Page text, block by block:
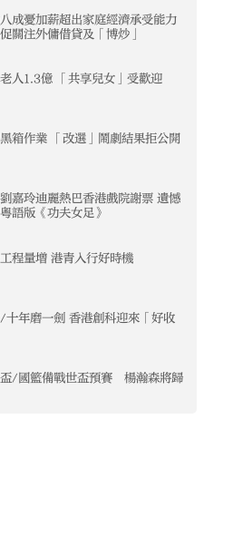
成憂加薪超出家庭經濟承受能力
關注外傭借貸及「博炒」
人1.3億 「共享兒女」受歡迎
黑箱作業 「改選」鬧劇結果拒公開
嘉玲迪麗熱巴香港戲院謝票 遺憾
語版《功夫女足》
程量增 港青入行好時機
十年磨一劍 香港創科迎來「好收
/國籃備戰世盃預賽 楊瀚森將歸